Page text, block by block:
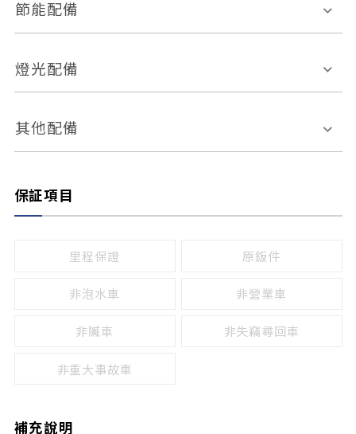
自動停車系統 盲點偵測系統
倒車雷達
無
有
外部音源接入
節能配備
引擎啟閉系統
燈光配備
感應頭燈
頭燈光源
其他配備
保証項目
里程保證 原鈑件
非泡水車 非營業車
非贓車 非失竊尋回車
非重大事故車
補充說明